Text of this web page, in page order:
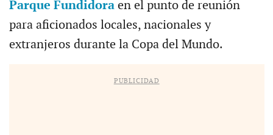
Parque Fundidora en el punto de reunión
para aficionados locales, nacionales y
extranjeros durante la Copa del Mundo.
PUBLICIDAD